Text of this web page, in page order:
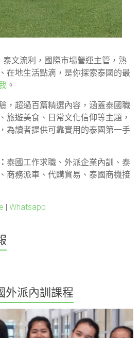
文流利，國際市場營運主管，熟
在地生活點滴，是你探索泰國的最
。
，超過百篇精選內容，涵蓋泰國職
旅遊美食、日常文化信仰等主題，
為讀者提供可靠實用的泰國第一手
泰國工作求職、外派企業內訓、泰
商務派車、代購貿易、泰國商機接
|Whatsapp
外派內訓課程